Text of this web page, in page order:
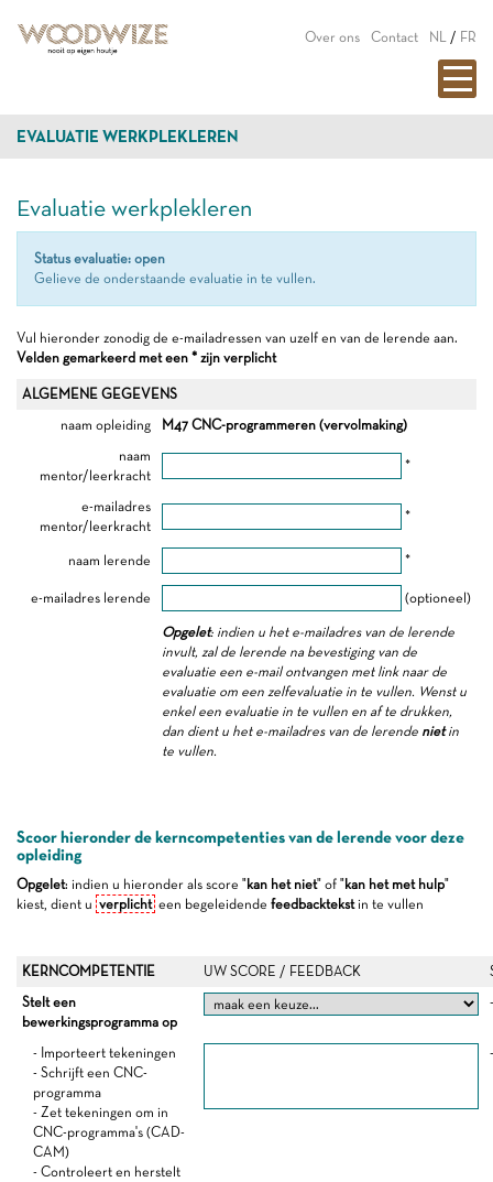
Over ons Contact NL / FR
EVALUATIE WERKPLEKLEREN
Evaluatie werkplekleren
Status evaluatie: open
Gelieve de onderstaande evaluatie in te vullen.
Vul hieronder zonodig de e-mailadressen van uzelf en van de lerende aan.
Velden gemarkeerd met een * zijn verplicht
ALGEMENE GEGEVENS
naam opleiding
M47 CNC-programmeren (vervolmaking)
naam
mentor/leerkracht
*
e-mailadres
mentor/leerkracht
*
naam lerende *
e-mailadres lerende (optioneel)
Opgelet: indien u het e-mailadres van de lerende
invult, zal de lerende na bevestiging van de
evaluatie een e-mail ontvangen met link naar de
evaluatie om een zelfevaluatie in te vullen. Wenst u
enkel een evaluatie in te vullen en af te drukken,
dan dient u het e-mailadres van de lerende nietin
te vullen.
Scoor hieronder de kerncompetenties van de lerende voor deze
opleiding
Opgelet: indien u hieronder als score "kan het niet" of "kan het met hulp"
kiest, dient u verplicht een begeleidende feedbacktekstin te vullen
KERNCOMPETENTIE UW SCORE / FEEDBACK
Stelt een
bewerkingsprogramma op
- Importeert tekeningen
- Schrijft een CNC-
programma
- Zet tekeningen om in
CNC-programma's (CAD-
CAM)
- Controleert en herstelt